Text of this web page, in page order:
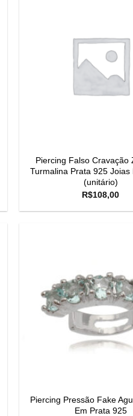
Piercing Falso Cravação
Turmalina Prata 925 Joias
(unitário)
R$108,00
Piercing Pressão Fake
Em Prata 925